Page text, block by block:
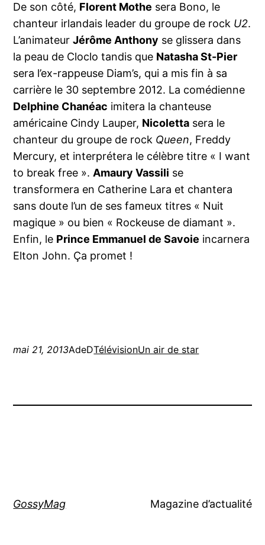
De son côté, Florent Mothe sera Bono, le
chanteur irlandais leader du groupe de rock U2.
L’animateurJérôme Anthony se glissera dans
la peau de Cloclo tandis que Natasha St-Pier
sera l’ex-rappeuse Diam’s, qui a mis fin à sa
carrière le 30 septembre 2012. La comédienne
Delphine Chanéac imitera la chanteuse
américaine Cindy Lauper, Nicoletta sera le
chanteur du groupe de rock Queen, Freddy
Mercury, et interprétera le célèbre titre « I want
to break free ».Amaury Vassili se
transformera en Catherine Lara et chantera
sans doute l’un de ses fameux titres « Nuit
magique » ou bien « Rockeuse de diamant ».
Enfin, le Prince Emmanuel de Savoie incarnera
Elton John. Ça promet !
mai 21, 2013AdeDTélévisionUn air de star
GossyMag Magazine d’actualité